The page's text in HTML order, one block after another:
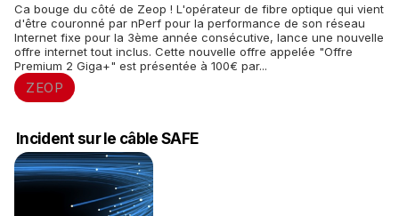
Ca bouge du côté de Zeop ! L'opérateur de fibre optique qui vient
d'être couronné par nPerf pour la performance de son réseau
Internet fixe pour la 3ème année consécutive, lance une nouvelle
offre internet tout inclus. Cette nouvelle offre appelée "Offre
Premium 2 Giga+" est présentée à 100€ par...
ZEOP
Incident sur le câble SAFE